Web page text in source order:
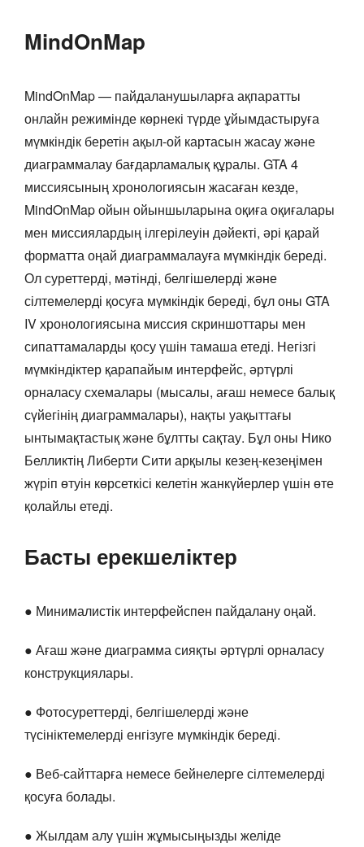
MindOnMap
MindOnMap — пайдаланушыларға ақпаратты
онлайн режимінде көрнекі түрде ұйымдастыруға
мүмкіндік беретін ақыл-ой картасын жасау және
диаграммалау бағдарламалық құралы. GTA 4
миссиясының хронологиясын жасаған кезде,
MindOnMap ойын ойыншыларына оқиға оқиғалары
мен миссиялардың ілгерілеуін дәйекті, әрі қарай
форматта оңай диаграммалауға мүмкіндік береді.
Ол суреттерді, мәтінді, белгішелерді және
сілтемелерді қосуға мүмкіндік береді, бұл оны GTA
IV хронологиясына миссия скриншоттары мен
сипаттамаларды қосу үшін тамаша етеді. Негізгі
мүмкіндіктер қарапайым интерфейс, әртүрлі
орналасу схемалары (мысалы, ағаш немесе балық
сүйегінің диаграммалары), нақты уақыттағы
ынтымақтастық және бұлтты сақтау. Бұл оны Нико
Белликтің Либерти Сити арқылы кезең-кезеңімен
жүріп өтуін көрсеткісі келетін жанкүйерлер үшін өте
қолайлы етеді.
Басты ерекшеліктер
● Минималистік интерфейспен пайдалану оңай.
● Ағаш және диаграмма сияқты әртүрлі орналасу
конструкциялары.
● Фотосуреттерді, белгішелерді және
түсініктемелерді енгізуге мүмкіндік береді.
● Веб-сайттарға немесе бейнелерге сілтемелерді
қосуға болады.
● Жылдам алу үшін жұмысыңызды желіде